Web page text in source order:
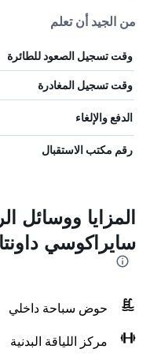
من الجيد أن تعلم
وقت تسجيل الصعود للطائرة
وقت تسجيل المغادرة
الدفع والإلغاء
رقم مكتب الاستقبال
المزايا ووسائل
سايراكوسي
حوض سباحة داخلي
مركز اللياقة البدنية